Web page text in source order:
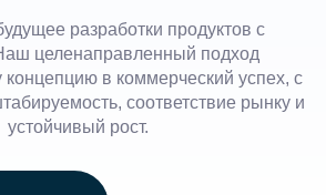
разработки продуктов с
целенаправленный подход
в коммерческий успех, с
соответствие рынку и
устойчивый рост.